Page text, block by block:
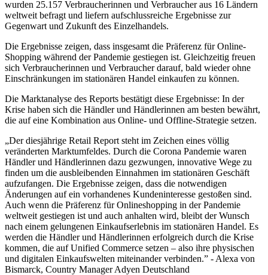
wurden 25.157 Verbraucherinnen und Verbraucher aus 16 Ländern
weltweit befragt und liefern aufschlussreiche Ergebnisse zur
Gegenwart und Zukunft des Einzelhandels.
Die Ergebnisse zeigen, dass insgesamt die Präferenz für Online-
Shopping während der Pandemie gestiegen ist. Gleichzeitig freuen
sich Verbraucherinnen und Verbraucher darauf, bald wieder ohne
Einschränkungen im stationären Handel einkaufen zu können.
Die Marktanalyse des Reports bestätigt diese Ergebnisse: In der
Krise haben sich die Händler und Händlerinnen am besten bewährt,
die auf eine Kombination aus Online- und Offline-Strategie setzen.
„Der diesjährige Retail Report steht im Zeichen eines völlig
veränderten Marktumfeldes. Durch die Corona Pandemie waren
Händler und Händlerinnen dazu gezwungen, innovative Wege zu
finden um die ausbleibenden Einnahmen im stationären Geschäft
aufzufangen. Die Ergebnisse zeigen, dass die notwendigen
Änderungen auf ein vorhandenes Kundeninteresse gestoßen sind.
Auch wenn die Präferenz für Onlineshopping in der Pandemie
weltweit gestiegen ist und auch anhalten wird, bleibt der Wunsch
nach einem gelungenen Einkaufserlebnis im stationären Handel. Es
werden die Händler und Händlerinnen erfolgreich durch die Krise
kommen, die auf Unified Commerce setzen – also ihre physischen
und digitalen Einkaufswelten miteinander verbinden.” - Alexa von
Bismarck, Country Manager Adyen Deutschland